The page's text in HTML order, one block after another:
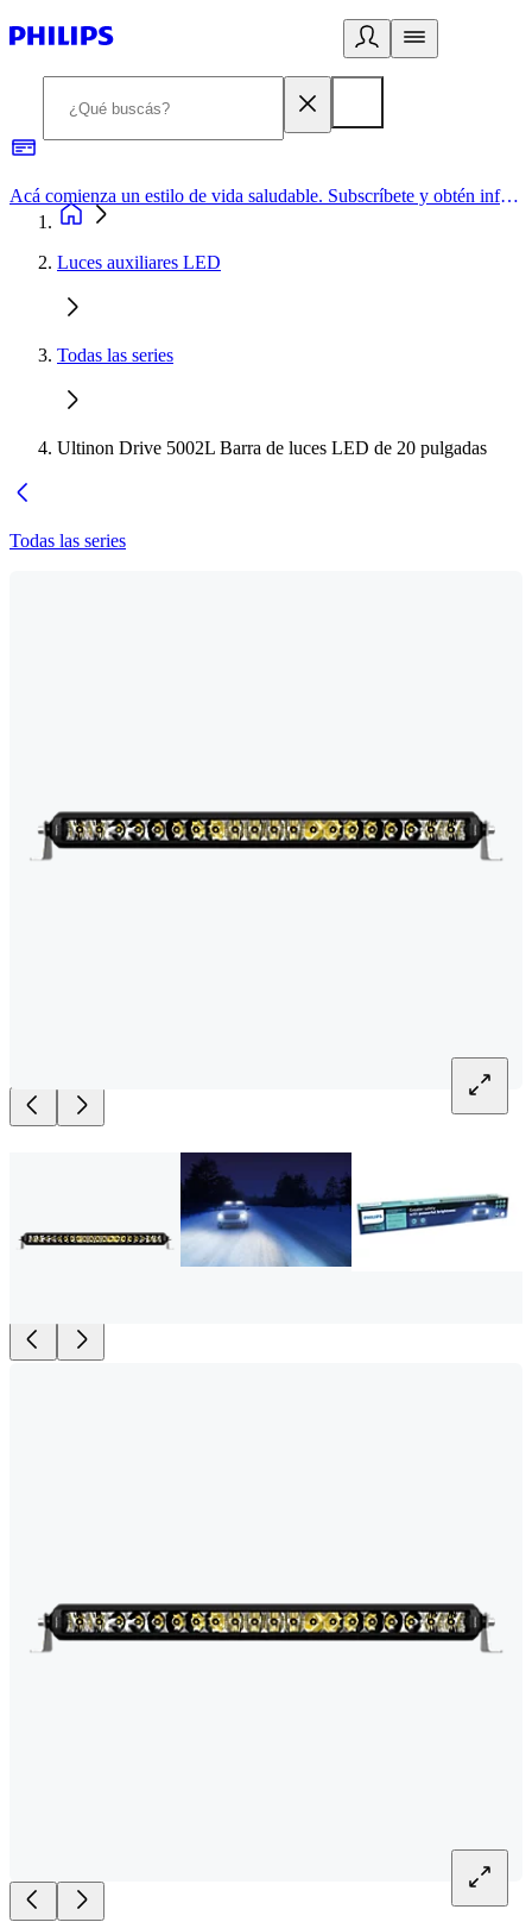
Acá comienza un estilo de vida saludable. Subscríbete y obtén información de primera mano
Luces auxiliares LED
Todas las series
Ultinon Drive 5002L Barra de luces LED de 20 pulgadas
Todas las series